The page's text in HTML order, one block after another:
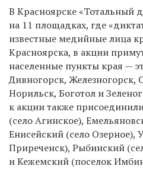
В Красноярске «Тотальный
на 11 площадках, где
известные медийные лица
Красноярска, в акции
населенные пункты края —
Дивногорск, Железногорск,
Норильск, Боготол и
к акции также
(село Агинское),
Енисейский (село Озерное),
Приреченск), Рыбинский
и Кежемский (поселок